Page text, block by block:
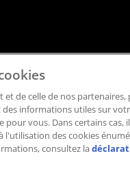
Politique de confidentialité
et de celle de nos
des informations utiles sur
pour vous. Dans certains
l'utilisation des cookies
consultez la